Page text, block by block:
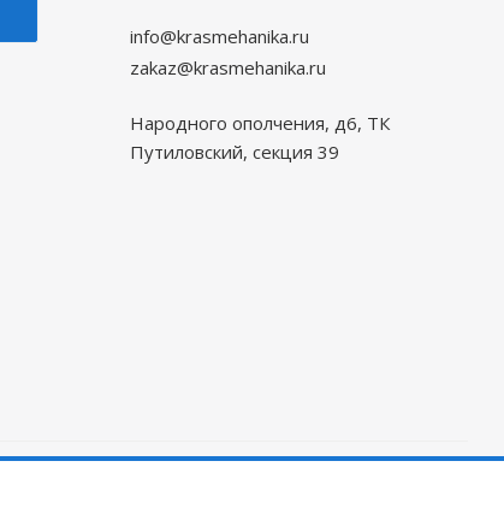
info@krasmehanika.ru
zakaz@krasmehanika.ru
Народного ополчения, д6, ТК
Путиловский, секция 39